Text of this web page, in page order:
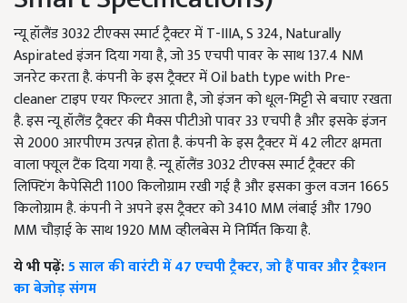
न्यू हॉलैंड 3032 टीएक्स स्मार्ट ट्रैक्टर में T-IIIA, S 324, Naturally
Aspirated इंजन दिया गया है, जो 35 एचपी पावर के साथ 137.4 NM
जनरेट करता है. कंपनी के इस ट्रैक्टर में Oil bath type with Pre-
cleaner टाइप एयर फिल्टर आता है, जो इंजन को धूल-मिट्टी से बचाए रखता
है. इस न्यू हॉलैंड ट्रैक्टर की मैक्स पीटीओ पावर 33 एचपी है और इसके इंजन
से 2000 आरपीएम उत्पन्न होता है. कंपनी के इस ट्रैक्टर में 42 लीटर क्षमता
वाला फ्यूल टैंक दिया गया है. न्यू हॉलैंड 3032 टीएक्स स्मार्ट ट्रैक्टर की
लिफ्टिंग कैपेसिटी 1100 किलोग्राम रखी गई है और इसका कुल वजन 1665
किलोग्राम है. कंपनी ने अपने इस ट्रैक्टर को 3410 MM लंबाई और 1790
MM चौड़ाई के साथ 1920 MM व्हीलबेस मे निर्मित किया है.
ये भी पढ़ें:5 साल की वारंटी में 47 एचपी ट्रैक्टर, जो हैं पावर और ट्रैक्शन
का बेजोड़ संगम